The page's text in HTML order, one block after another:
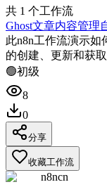
共 1 个工作流
Ghost文章内容管理
此n8n工作流演示如
的创建、更新和获
🟢初级
8
0
分享
收藏工作流
n8ncn